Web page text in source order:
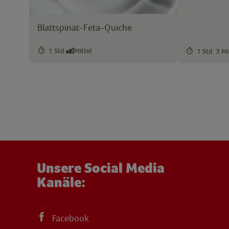
Blattspinat-Feta-Quiche
1 Std. Mittel 1 Std. 3
Unsere Social Media
Kanäle:
Facebook